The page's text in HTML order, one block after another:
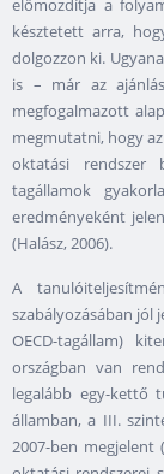
előmozdítja a
késztetett arra,
dolgozzon ki.
is – már az
megfogalmazott
megmutatni, hogy
oktatási rendszer
tagállamok
eredményeként
(Halász, 2006).
A
szabályozásában jól
OECD-tagállam)
országban van
legalább egy-kettő
államban, a III.
2007-ben megjelent